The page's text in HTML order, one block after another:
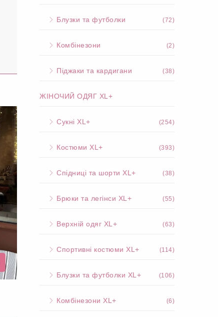
Блузки та футболки (72)
Комбінезони (2)
Піджаки та кардигани (38)
ЖІНОЧИЙ ОДЯГ XL+
Сукні XL+ (254)
Костюми XL+ (393)
Спідниці та шорти XL+ (38)
Брюки та легінси XL+ (55)
Верхній одяг XL+ (63)
Спортивні костюми XL+ (114)
Блузки та футболки XL+ (106)
Комбінезони XL+ (6)